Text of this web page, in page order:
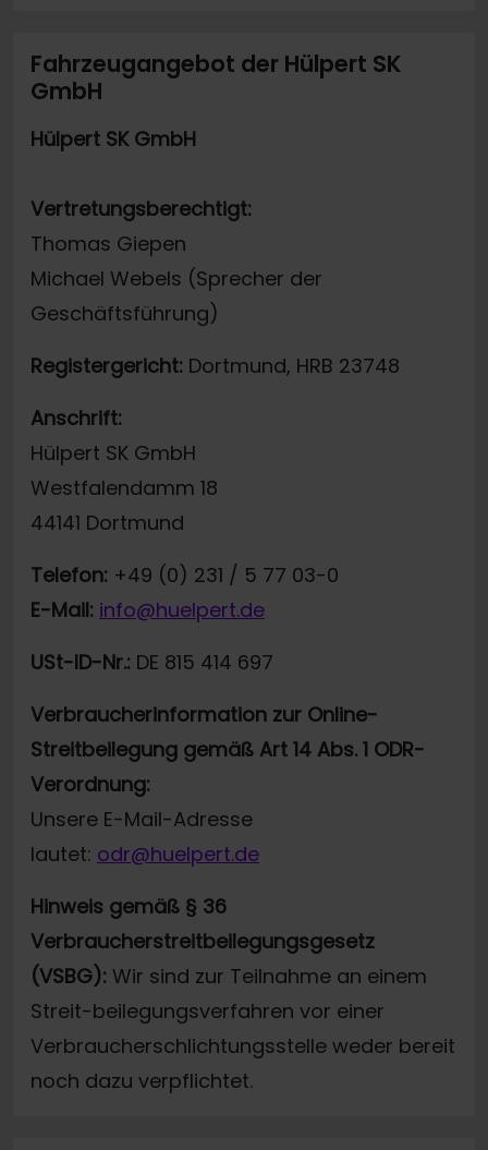
Fahrzeugangebot der Hülpert SK
GmbH
Hülpert SK GmbH
Vertretungsberechtigt:
Thomas Giepen
Michael Webels (Sprecher der
Geschäftsführung)
Registergericht: Dortmund, HRB 23748
Anschrift:
Hülpert SK GmbH
Westfalendamm 18
44141 Dortmund
Telefon: +49 (0) 231 / 5 77 03-0
E-Mail: info@huelpert.de
USt-ID-Nr.: DE 815 414 697
Verbraucherinformation zur Online-
Streitbeilegung gemäß Art 14 Abs. 1 ODR-
Verordnung:
Unsere E-Mail-Adresse
lautet: odr@huelpert.de
Hinweis gemäß § 36
Verbraucherstreitbeilegungsgesetz
(VSBG): Wir sind zur Teilnahme an einem
Streit-beilegungsverfahren vor einer
Verbraucherschlichtungsstelle weder bereit
noch dazu verpflichtet.